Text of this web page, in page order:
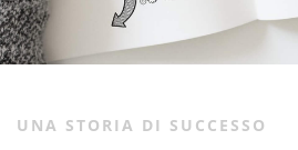
UNA STORIA DI SUCCESSO